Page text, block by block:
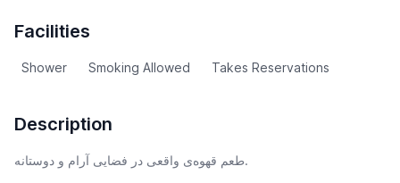
Facilities
Shower Smoking Allowed Takes Reservations
Description
طعم قهوه‌ی واقعی در فضایی آرام و دوستانه.